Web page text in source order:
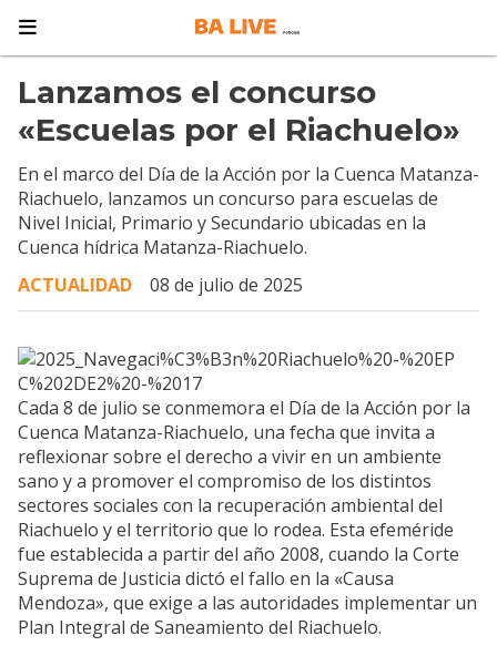
Lanzamos el concurso
«Escuelas por el Riachuelo»
En el marco del Día de la Acción por la Cuenca Matanza-
Riachuelo, lanzamos un concurso para escuelas de
Nivel Inicial, Primario y Secundario ubicadas en la
Cuenca hídrica Matanza-Riachuelo.
ACTUALIDAD
08 de julio de 2025
Cada 8 de julio se conmemora el Día de la Acción por la
Cuenca Matanza-Riachuelo, una fecha que invita a
reflexionar sobre el derecho a vivir en un ambiente
sano y a promover el compromiso de los distintos
sectores sociales con la recuperación ambiental del
Riachuelo y el territorio que lo rodea. Esta efeméride
fue establecida a partir del año 2008, cuando la Corte
Suprema de Justicia dictó el fallo en la «Causa
Mendoza», que exige a las autoridades implementar un
Plan Integral de Saneamiento del Riachuelo.